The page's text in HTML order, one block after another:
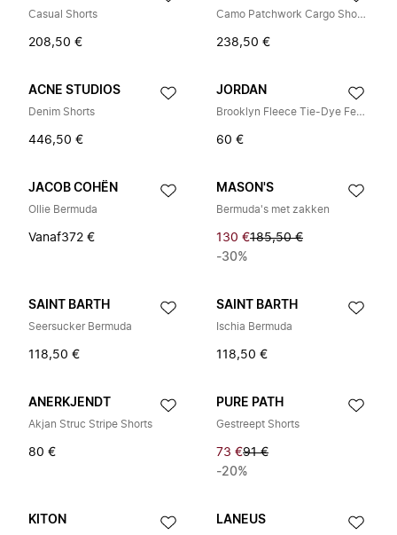
Casual Shorts
208,50 €
Camo Patchwork Cargo Shorts
238,50 €
ACNE STUDIOS
Denim Shorts
446,50 €
JORDAN
Brooklyn Fleece Tie-Dye Festival Shorts
60 €
JACOB COHËN
Ollie Bermuda
Vanaf372 €
MASON'S
Bermuda's met zakken
130 €185,50 €
-30%
SAINT BARTH
Seersucker Bermuda
118,50 €
SAINT BARTH
Ischia Bermuda
118,50 €
ANERKJENDT
Akjan Struc Stripe Shorts
80 €
PURE PATH
Gestreept Shorts
73 €91 €
-20%
KITON LANEUS